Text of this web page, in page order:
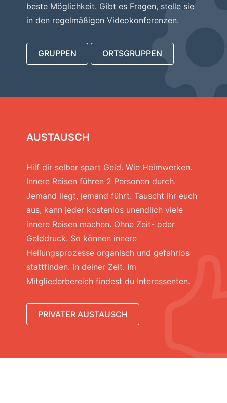
beste Möglichkeit. Gibt es Fragen, stelle sie
in den regelmäßigen Videokonferenzen.
GRUPPEN ORTSGRUPPEN
AUSTAUSCH
Hilf dir selber spart Geld. Wie Heimwerken.
Innere Reisen führen 2 Personen durch.
Jemand liegt, jemand führt. Tauscht ihr euch
aus, kann jeder kostenlos unendlich viele
innere Reisen machen. Ohne Zeit- oder
Gelddruck. So können innere
Heilungsprozesse organisch und gefahrlos
stattfinden. In deiner Zeit. Im
Mitgliederbereich findest du Interessenten.
PRIVATER AUSTAUSCH